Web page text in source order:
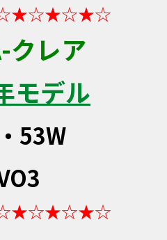
クレア
モデル
53W